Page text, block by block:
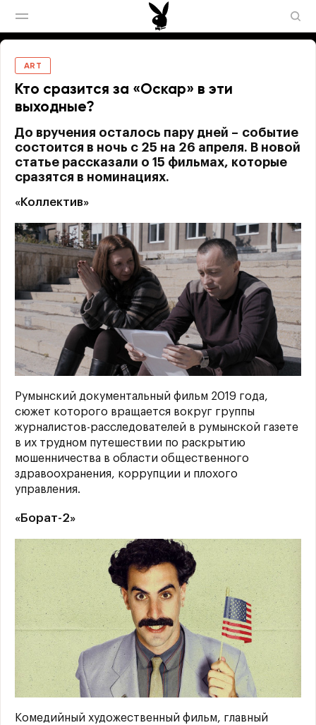
ART
Кто сразится за «Оскар» в эти
выходные?
До вручения осталось пару дней – событие
состоится в ночь с 25 на 26 апреля. В новой
статье рассказали о 15 фильмах, которые
сразятся в номинациях.
«Коллектив»
Румынский документальный фильм 2019 года,
сюжет которого вращается вокруг группы
журналистов-расследователей в румынской газете
в их трудном путешествии по раскрытию
мошенничества в области общественного
здравоохранения, коррупции и плохого
управления.
«Борат-2»
Комедийный художественный фильм, главный